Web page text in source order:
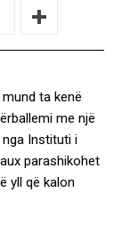
ta kenë
me një
Instituti i
parashikohet
yll që kalon